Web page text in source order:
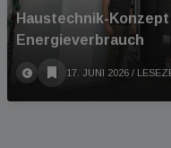
Haustechnik-
Energieverbrauch
17. JUNI 2026 /